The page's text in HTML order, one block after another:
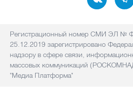
Регистрационный номер СМИ ЭЛ №
25.12.2019 зарегистрировано
надзору в сфере связи,
массовых коммуникаций
"Медиа Платформа"